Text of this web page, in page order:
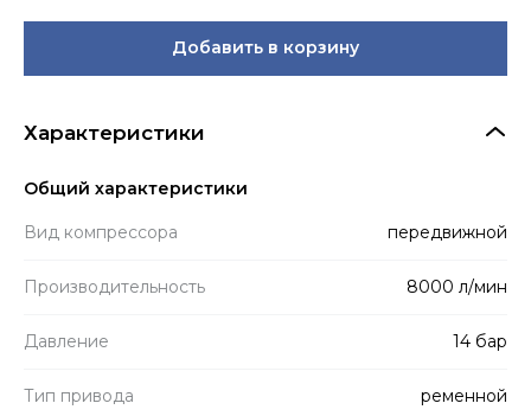
Добавить в корзину
Характеристики
Общий характеристики
Вид компрессора передвижной
Производитель­ность 8000 л/мин
Давление 14 бар
Тип привода ременной